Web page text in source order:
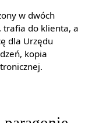
w dwóch
trafia do klienta, a
dla Urzędu
kopia